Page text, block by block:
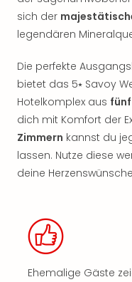
sich der
legendären
Die perfekte
bietet das 5⭑ Savoy
Hotelkomplex aus
dich mit Komfort der
Zimmern kannst du
lassen. Nutze diese
deine
Ehemalige Gäste